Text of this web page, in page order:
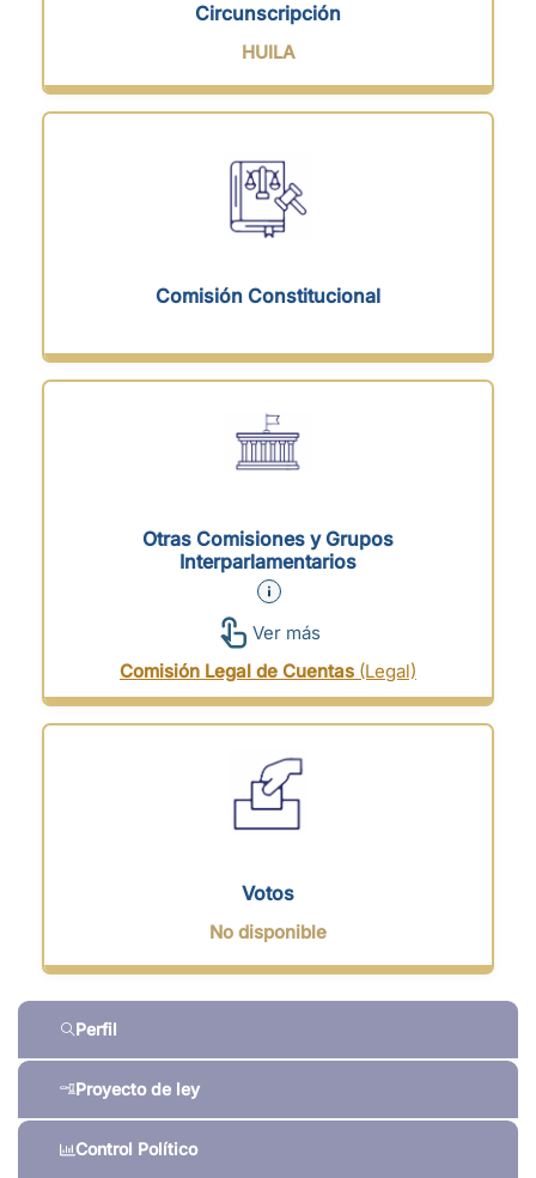
Perfil
Proyecto de ley
Control Político
Circunscripción
HUILA
Comisión Constitucional
Otras Comisiones y Grupos
Interparlamentarios
Ver más
Comisión Legal de Cuentas (Legal)
Votos
No disponible